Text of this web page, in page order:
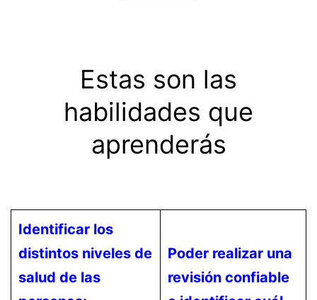
Estas son las
habilidades que
aprenderás
Identificar los
distintos niveles de
salud de las
Poder realizar una
revisión confiable